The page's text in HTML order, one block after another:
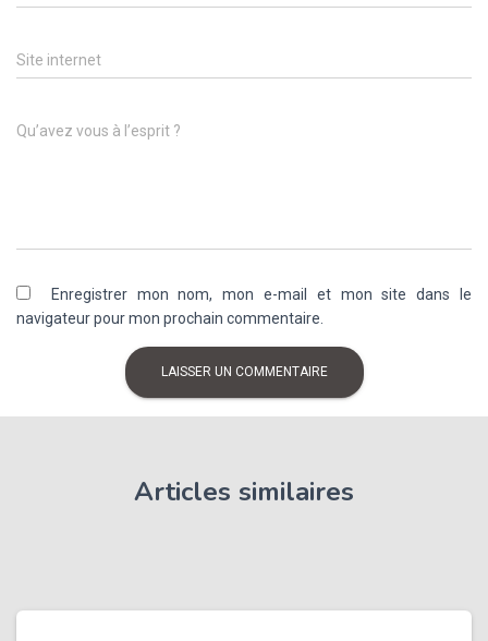
Site internet
Qu’avez vous à l’esprit ?
Enregistrer mon nom, mon e-mail et mon site dans le
navigateur pour mon prochain commentaire.
Articles similaires